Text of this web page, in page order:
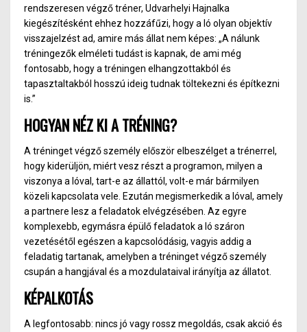
rendszeresen végző tréner, Udvarhelyi Hajnalka
kiegészítésként ehhez hozzáfűzi, hogy a ló olyan objektív
visszajelzést ad, amire más állat nem képes: „A nálunk
tréningezők elméleti tudást is kapnak, de ami még
fontosabb, hogy a tréningen elhangzottakból és
tapasztaltakból hosszú ideig tudnak töltekezni és építkezni
is.”
HOGYAN NÉZ KI A TRÉNING?
A tréninget végző személy először elbeszélget a trénerrel,
hogy kiderüljön, miért vesz részt a programon, milyen a
viszonya a lóval, tart-e az állattól, volt-e már bármilyen
közeli kapcsolata vele. Ezután megismerkedik a lóval, amely
a partnere lesz a feladatok elvégzésében. Az egyre
komplexebb, egymásra épülő feladatok a ló száron
vezetésétől egészen a kapcsolódásig, vagyis addig a
feladatig tartanak, amelyben a tréninget végző személy
csupán a hangjával és a mozdulataival irányítja az állatot.
KÉPALKOTÁS
A legfontosabb: nincs jó vagy rossz megoldás, csak akció és